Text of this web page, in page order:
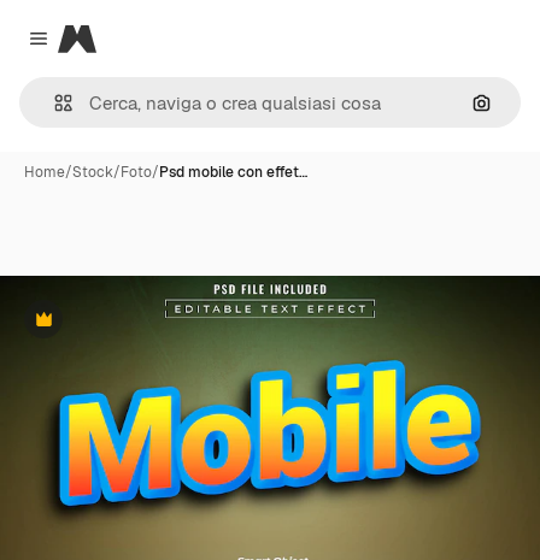
Close menu
Magnific
Cerca
Home/Stock/Foto/Psd mobile con effet…
Premium